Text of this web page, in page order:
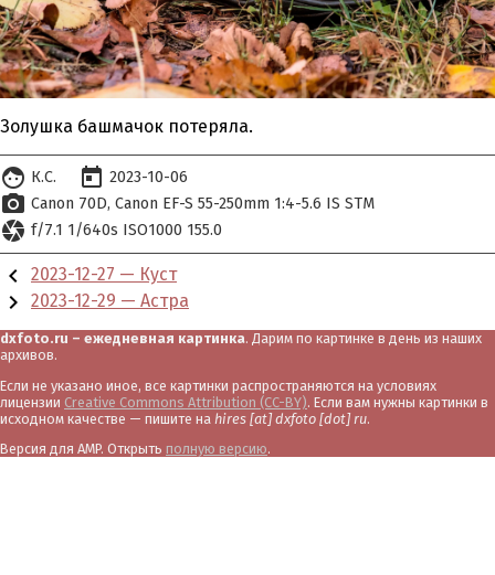
Золушка башмачок потеряла.
face К.С. today 2023-10-06
photo_camera Canon 70D Canon EF-S 55-250mm 1:4-5.6 IS STM
camera f/7.1 1/640s ISO1000 155.0
chevron_left 2023-12-27 — Куст
chevron_right 2023-12-29 — Астра
dxfoto.ru – ежедневная картинка. Дарим по картинке в день из наших
архивов.
Если не указано иное, все картинки распространяются на условиях
лицензии Creative Commons Attribution (CC-BY). Если вам нужны картинки в
исходном качестве — пишите на hires [at] dxfoto [dot] ru.
Версия для AMP. Открыть полную версию.